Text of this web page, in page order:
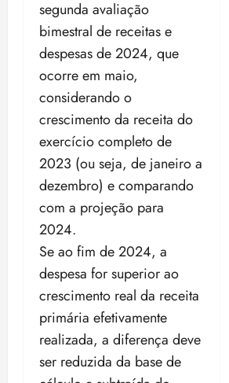
segunda avaliação
bimestral de receitas e
despesas de 2024, que
ocorre em maio,
considerando o
crescimento da receita do
exercício completo de
2023 (ou seja, de janeiro a
dezembro) e comparando
com a projeção para
2024.
Se ao fim de 2024, a
despesa for superior ao
crescimento real da receita
primária efetivamente
realizada, a diferença deve
ser reduzida da base de